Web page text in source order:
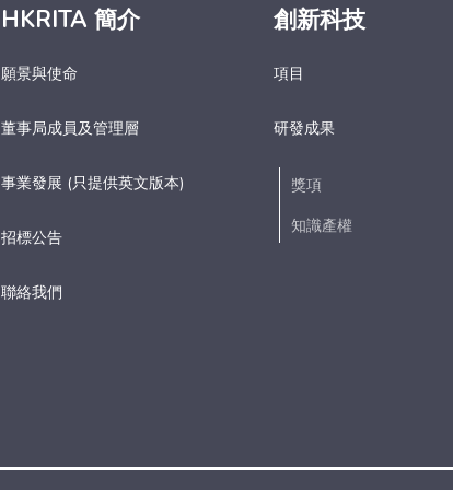
HKRITA 簡介
願景與使命
董事局成員及管理層
事業發展 (只提供英文版本)
招標公告
聯絡我們
創新科技
項目
研發成果
獎項
知識產權